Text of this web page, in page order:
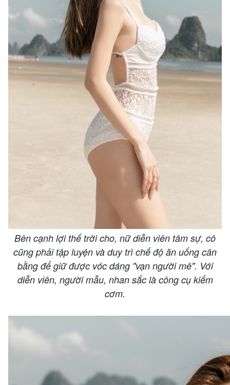
Bên cạnh lợi thế trời cho, nữ diễn viên tâm sự, cô
cũng phải tập luyện và duy trì chế độ ăn uống cân
bằng để giữ được vóc dáng "vạn người mê". Với
diễn viên, người mẫu, nhan sắc là công cụ kiếm
cơm.